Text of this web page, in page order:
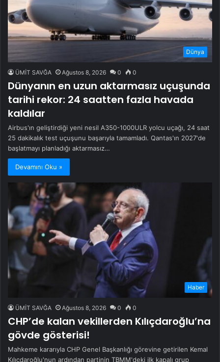
Dünya
ÜMİT SAVĞA Ağustos 8, 2026 0 0
Dünyanın en uzun aktarmasız uçuşunda
tarihi rekor: 24 saatten fazla havada
kaldılar
Airbus'ın geliştirdiği yeni nesil A350-1000ULR yolcu uçağı, 24 saat
25 dakikalık test uçuşunu başarıyla tamamladı. Qantas'ın 2027'de
başlatmayı planladığı aktarmasız…
Devamını Oku »
Haber
ÜMİT SAVĞA Ağustos 8, 2026 0 0
CHP’de kalan vekillerden Kılıçdaroğlu’na
gövde gösterisi!
Mahkeme kararıyla CHP Genel Başkanlığı görevine getirilen Kemal
Kılıçdaroğlu'nun ardından partinin TBMM'deki ilk kapalı grup